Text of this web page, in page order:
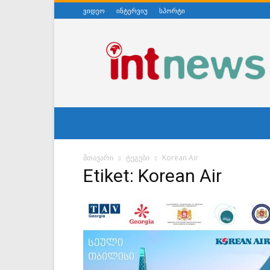
ვიდეო ინტერვიუ სპორტი
ინტერნეტნიუსი
მთავარი ტეგები Korean Air
Etiket: Korean Air